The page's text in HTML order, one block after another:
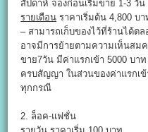
สัปดาห์ จองก่อนเริ่มขาย 1-3 วั
รายเดือน ราคาเริ่มต้น 4,800 บา
– สามารถเก็บของไว้ที่ร้านได้ต
อาจมีการย้ายตามความเห็นสม
ขาย7วัน มีค่าแรกเข้า 5000 บ
ครบสัญญา ในส่วนของค่าแรกเ
ทุกกรณี
2. ล็อค-แฟชั่น